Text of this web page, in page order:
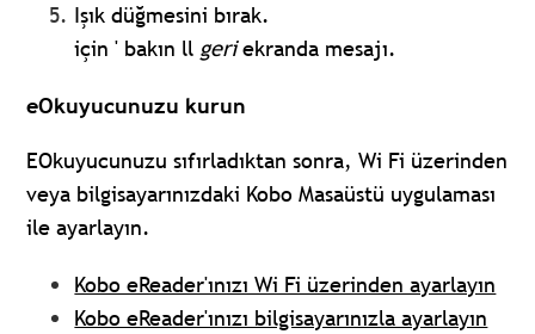
Işık düğmesini bırak.
için ' bakın ll geriekranda mesajı.
eOkuyucunuzu kurun
EOkuyucunuzu sıfırladıktan sonra, Wi Fi üzerinden
veya bilgisayarınızdaki Kobo Masaüstü uygulaması
ile ayarlayın.
Kobo eReader'ınızı Wi Fi üzerinden ayarlayın
Kobo eReader'ınızı bilgisayarınızla ayarlayın